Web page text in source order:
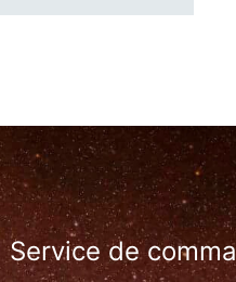
Service de